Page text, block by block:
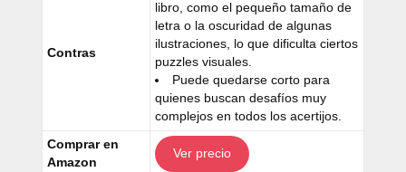
Contras
libro, como el pequeño tamaño de
letra o la oscuridad de algunas
ilustraciones, lo que dificulta ciertos
puzzles visuales.
Puede quedarse corto para
quienes buscan desafíos muy
complejos en todos los acertijos.
Comprar en
Amazon
Ver precio